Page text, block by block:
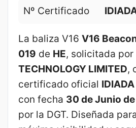
Nº Certificado
La baliza V16 V16
019 de HE, solicitada por
TECHNOLOGY LIMITED,
certificado oficial
con fecha 30 de Junio
por la DGT. Diseñada